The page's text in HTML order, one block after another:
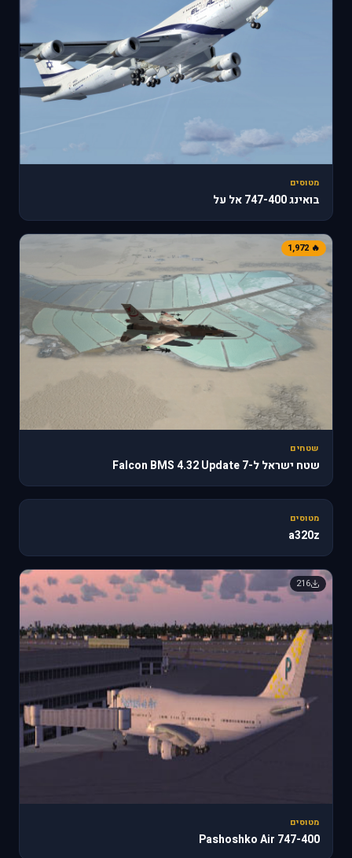
מטוסים
בואינג 747-400 אל על
🔥 1,972
שטחים
שטח ישראל ל-Falcon BMS 4.32 Update 7
🔥 818
מטוסים
a320z
216
מטוסים
747-400 Pashoshko Air